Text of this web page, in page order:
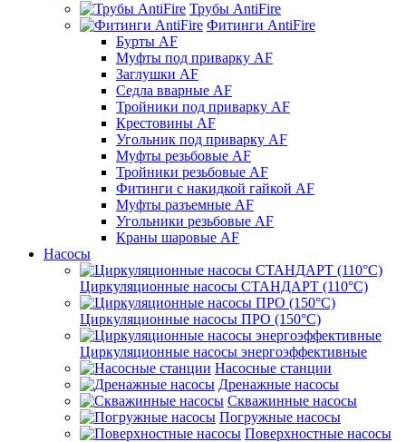
Трубы AntiFire
Фитинги AntiFire
Бурты AF
Муфты под приварку AF
Заглушки AF
Седла вварные AF
Тройники под приварку AF
Крестовины AF
Угольник под приварку AF
Муфты резьбовые AF
Тройники резьбовые AF
Фитинги с накидкой гайкой AF
Муфты разъемные AF
Угольники резьбовые AF
Краны шаровые AF
Насосы
Циркуляционные насосы СТАНДАРТ (110°C)
Циркуляционные насосы ПРО (150°C)
Циркуляционные насосы энергоэффективные
Насосные станции
Дренажные насосы
Скважинные насосы
Погружные насосы
Поверхностные насосы